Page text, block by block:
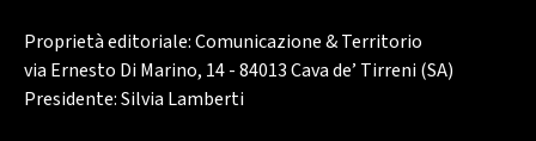
Proprietà editoriale: Comunicazione & Territorio
via Ernesto Di Marino, 14 - 84013 Cava de’ Tirreni (SA)
Presidente: Silvia Lamberti